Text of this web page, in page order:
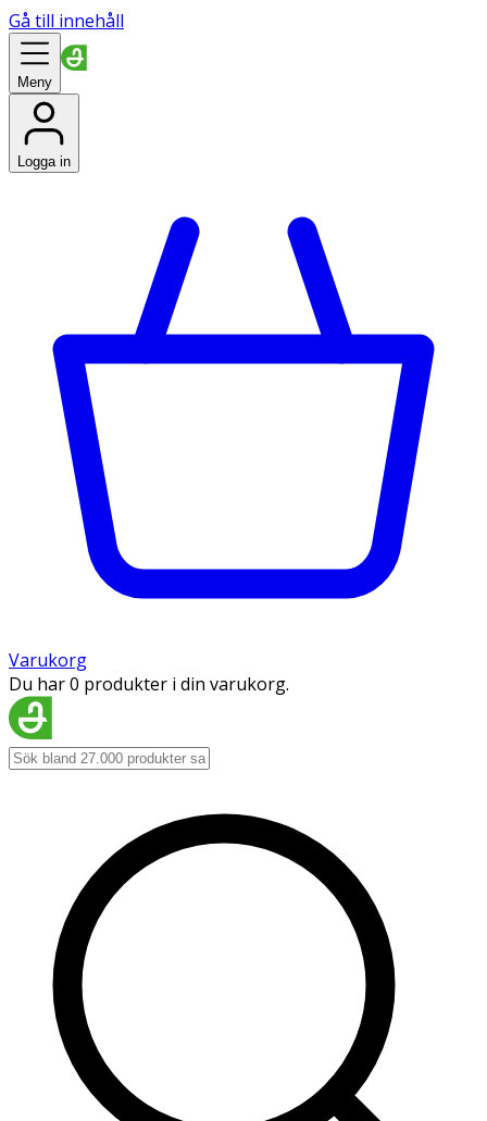
Gå till innehåll
Meny
Logga in
Varukorg
Du har 0 produkter i din varukorg.